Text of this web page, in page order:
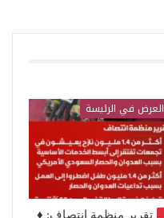
العرض في الرئيسة
تقرير منظمة انتصاف: ♦️